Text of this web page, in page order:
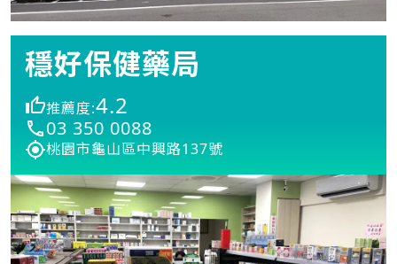
穩好保健藥局
推薦度:4.2
03 350 0088
桃園市龜山區中興路137號